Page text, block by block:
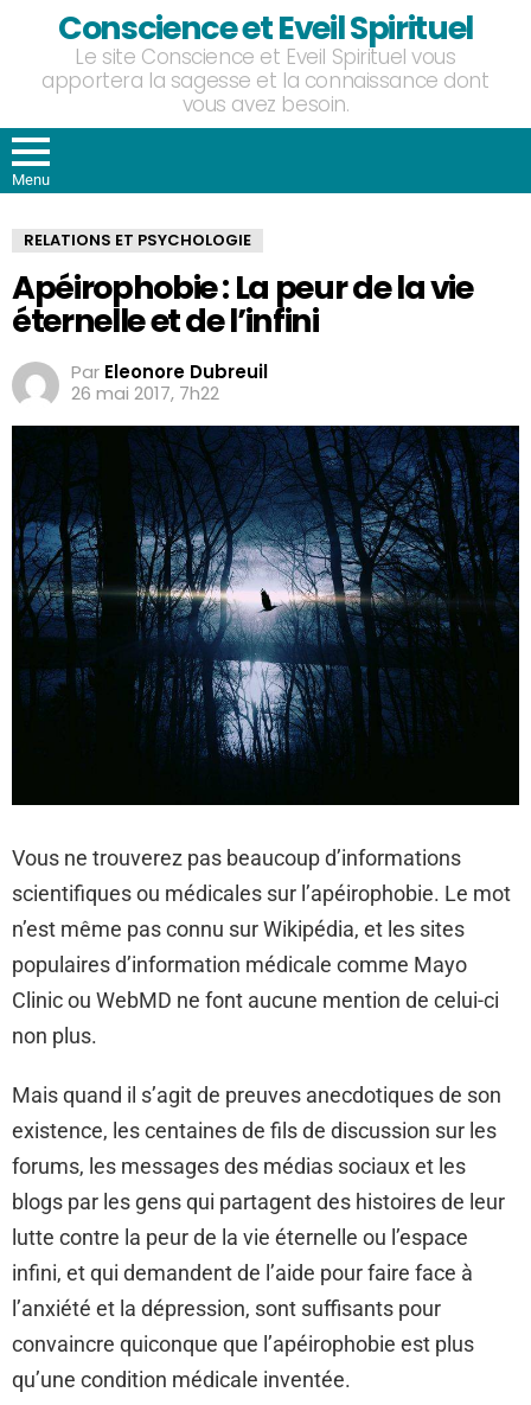
Conscience et Eveil Spirituel
Le site Conscience et Eveil Spirituel vous
apportera la sagesse et la connaissance dont
vous avez besoin.
Menu
RELATIONS ET PSYCHOLOGIE
Apéirophobie : La peur de la vie
éternelle et de l’infini
Par Eleonore Dubreuil
26 mai 2017, 7h22
Vous ne trouverez pas beaucoup d’informations
scientifiques ou médicales sur l’apéirophobie. Le mot
n’est même pas connu sur Wikipédia, et les sites
populaires d’information médicale comme Mayo
Clinic ou WebMD ne font aucune mention de celui-ci
non plus.
Mais quand il s’agit de preuves anecdotiques de son
existence, les centaines de fils de discussion sur les
forums, les messages des médias sociaux et les
blogs par les gens qui partagent des histoires de leur
lutte contre la peur de la vie éternelle ou l’espace
infini, et qui demandent de l’aide pour faire face à
l’anxiété et la dépression, sont suffisants pour
convaincre quiconque que l’apéirophobie est plus
qu’une condition médicale inventée.